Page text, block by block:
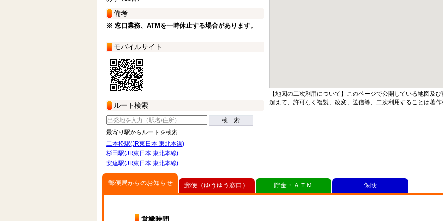
備考
※ 窓口業務、ATMを一時休止する場合があります。
モバイルサイト
ルート検索
検 索
最寄り駅からルートを検索
二本松駅(JR東日本 東北本線)
杉田駅(JR東日本 東北本線)
安達駅(JR東日本 東北本線)
【地図の二次利用について】このページで公開している地図及
超えて、許可なく複製、改変、送信等、二次利用することは著
郵便局からのお知らせ
営業時間
郵便（ゆうゆう窓口） 貯金・ＡＴＭ 保険